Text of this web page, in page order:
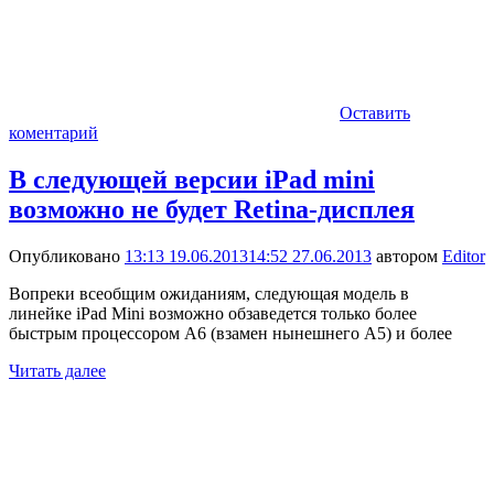
Оставить
коментарий
В следующей версии iPad mini
возможно не будет Retina-дисплея
Опубликовано 13:13 19.06.201314:52 27.06.2013 автором Editor
Вопреки всеобщим ожиданиям, следующая модель в
линейке iPad Mini возможно обзаведется только более
быстрым процессором A6 (взамен нынешнего А5) и более
Читать далее